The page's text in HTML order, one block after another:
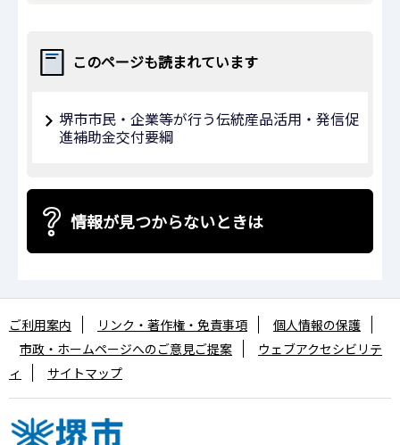
このページも読まれています
堺市市民・企業等が行う伝統産品活用・発信促
進補助金交付要綱
情報が見つからないときは
ご利用案内 リンク・著作権・免責事項
個人情報の保護
市政・ホームページへのご意見ご提案
ウェブアクセシビリテ
ィ
サイトマップ